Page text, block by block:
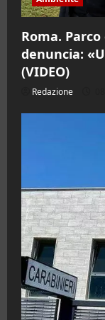
Roma.
denuncia:
(VIDEO)
Redazione